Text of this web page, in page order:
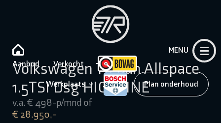
Aanbod Verkocht
Werkplaats Plan onderhoud
MENU
Volkswagen Tiguan Allspace
1.5TSI Dsg HIGHLINE
v.a. € 498-p/mnd of
€ 28.950,-